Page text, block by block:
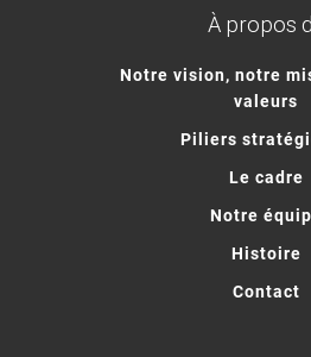
À propos
Notre vision, notre
valeurs
Piliers
Le cadre
Notre
Histoire
Contact